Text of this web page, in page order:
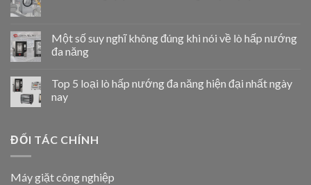
Một số suy nghĩ không đúng khi nói về lò hấp nướng
đa năng
Top 5 loại lò hấp nướng đa năng hiện đại nhất ngày
nay
ĐỐI TÁC CHÍNH
Máy giặt công nghiệp